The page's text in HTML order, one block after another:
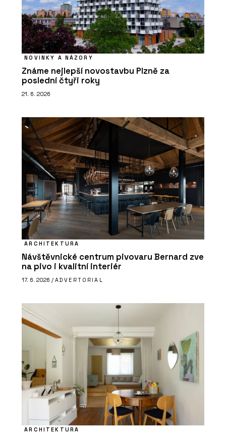
NOVINKY A NÁZORY
Známe nejlepší novostavbu Plzně za
poslední čtyři roky
21. 6. 2026
ARCHITEKTURA
Návštěvnické centrum pivovaru Bernard zve
na pivo i kvalitní interiér
17. 6. 2026 / ADVERTORIAL
ARCHITEKTURA